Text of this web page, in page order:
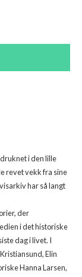
i den lille
revet vekk fra sine
har så langt
der
i det historiske
dag i livet. I
Elin
Hanna Larsen,